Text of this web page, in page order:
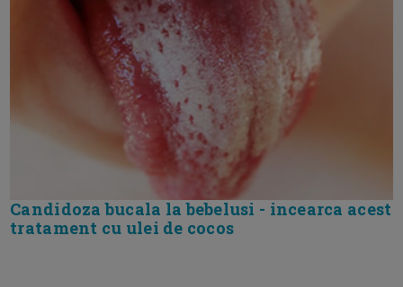
Candidoza bucala la bebelusi - incearca acest
tratament cu ulei de cocos